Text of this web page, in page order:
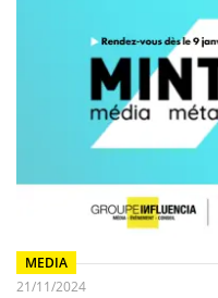
MEDIA
21/11/2024